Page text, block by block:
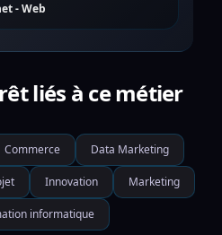
- Web
liés à ce métier
Commerce Data Marketing
Innovation Marketing
informatique